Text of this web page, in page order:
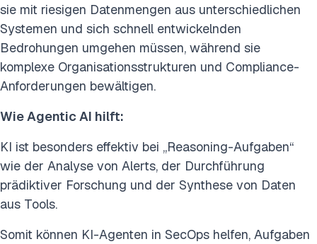
sie mit riesigen Datenmengen aus unterschiedlichen
Systemen und sich schnell entwickelnden
Bedrohungen umgehen müssen, während sie
komplexe Organisationsstrukturen und Compliance-
Anforderungen bewältigen.
Wie Agentic AI hilft:
KI ist besonders effektiv bei „Reasoning-Aufgaben“
wie der Analyse von Alerts, der Durchführung
prädiktiver Forschung und der Synthese von Daten
aus Tools.
Somit können KI-Agenten in SecOps helfen, Aufgaben